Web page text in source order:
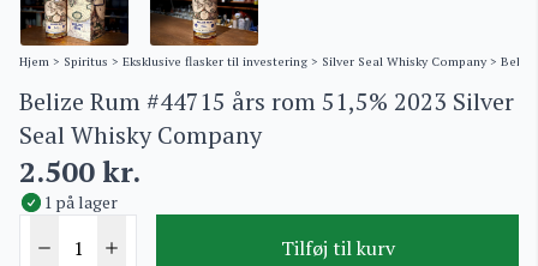
Hjem > Spiritus > Eksklusive flasker til investering > Silver Seal Whisky Company> Belize
Belize Rum #44715 års rom 51,5% 2023 Silver
Seal Whisky Company
2.500kr.
1 på lager
Tilføj til kurv